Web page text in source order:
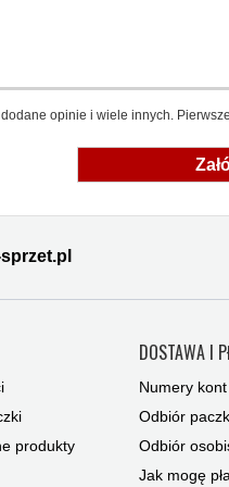
opinie i wiele innych.
produkty
DOSTAWA I
Numery kont
Odbiór
Odbiór
Jak mogę